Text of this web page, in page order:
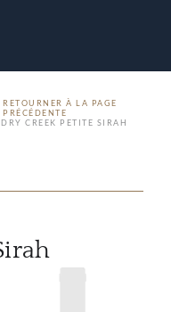
RETOURNER À LA PAGE
PRÉCÉDENTE
DRY CREEK PETITE SIRAH